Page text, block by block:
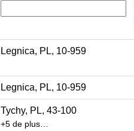
Legnica, PL, 10-959
Legnica, PL, 10-959
Tychy, PL, 43-100
+5 de plus…